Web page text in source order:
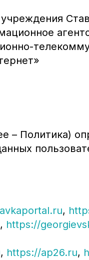
– Политика)
,
, https://
, https://ap26.ru,